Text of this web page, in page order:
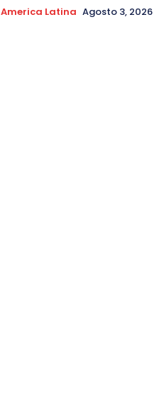
America Latina Agosto 3, 2026